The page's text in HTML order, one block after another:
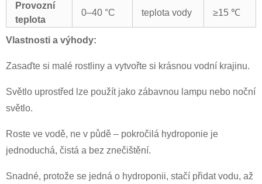
Provozní
teplota
0–40 °C teplota vody ≥15 ℃
Vlastnosti a výhody:
Zasaďte si malé rostliny a vytvořte si krásnou vodní krajinu.
Světlo uprostřed lze použít jako zábavnou lampu nebo noční
světlo.
Roste ve vodě, ne v půdě – pokročilá hydroponie je
jednoduchá, čistá a bez znečištění.
Snadné, protože se jedná o hydroponii, stačí přidat vodu, až